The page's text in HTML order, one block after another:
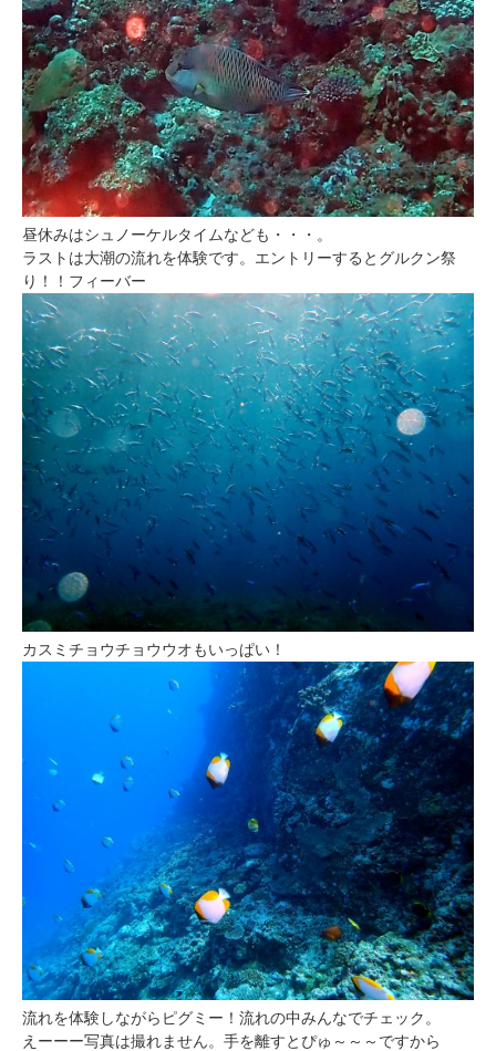
昼休みはシュノーケルタイムなども・・・。
ラストは大潮の流れを体験です。エントリーするとグルクン祭
り！！フィーバー
カスミチョウチョウウオもいっぱい！
流れを体験しながらピグミー！流れの中みんなでチェック。
えーーー写真は撮れません。手を離すとぴゅ～～～ですから